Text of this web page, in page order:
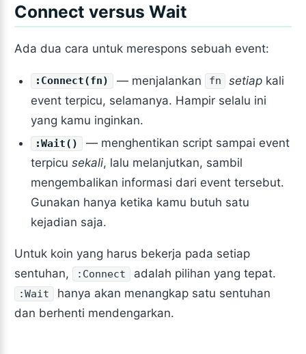
Connect versus Wait
Ada dua cara untuk merespons sebuah event:
:Connect(fn) — menjalankan fn setiapkali
event terpicu, selamanya. Hampir selalu ini
yang kamu inginkan.
:Wait()
— menghentikan script sampai event
terpicusekali, lalu melanjutkan, sambil
mengembalikan informasi dari event tersebut.
Gunakan hanya ketika kamu butuh satu
kejadian saja.
Untuk koin yang harus bekerja pada setiap
sentuhan,
:Connect adalah pilihan yang tepat.
:Wait
hanya akan menangkap satu sentuhan
dan berhenti mendengarkan.